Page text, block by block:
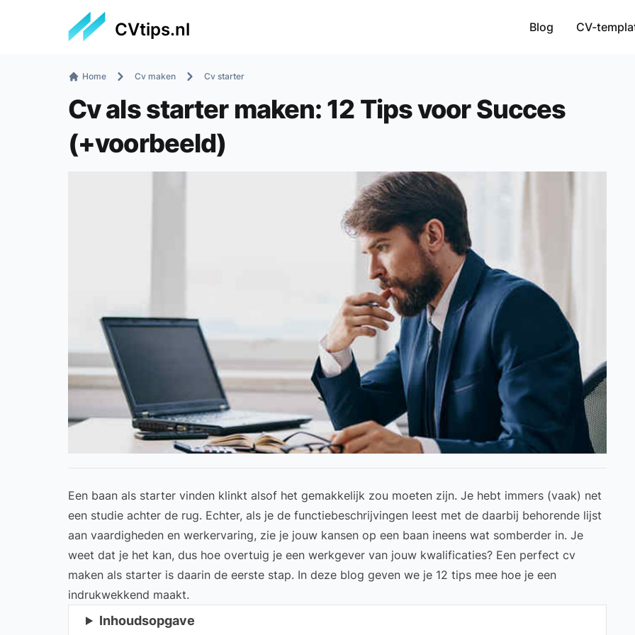
CVtips.nl Blog CV-
Home Cv maken Cv starter
Cv als starter maken: 12 Tips voor Succes
(+voorbeeld)
Een baan als starter vinden klinkt alsof het gemakkelijk zou moeten zijn. Je hebt immers (vaak) net
een studie achter de rug. Echter, als je de functiebeschrijvingen leest met de daarbij behorende lijst
aan vaardigheden en werkervaring, zie je jouw kansen op een baan ineens wat somberder in. Je
weet dat je het kan, dus hoe overtuig je een werkgever van jouw kwalificaties? Een perfect cv
maken als starter is daarin de eerste stap. In deze blog geven we je 12 tips mee hoe je een
indrukwekkend maakt.
Inhoudsopgave